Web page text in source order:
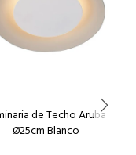
de Techo Aruba
Ø25cm Blanco